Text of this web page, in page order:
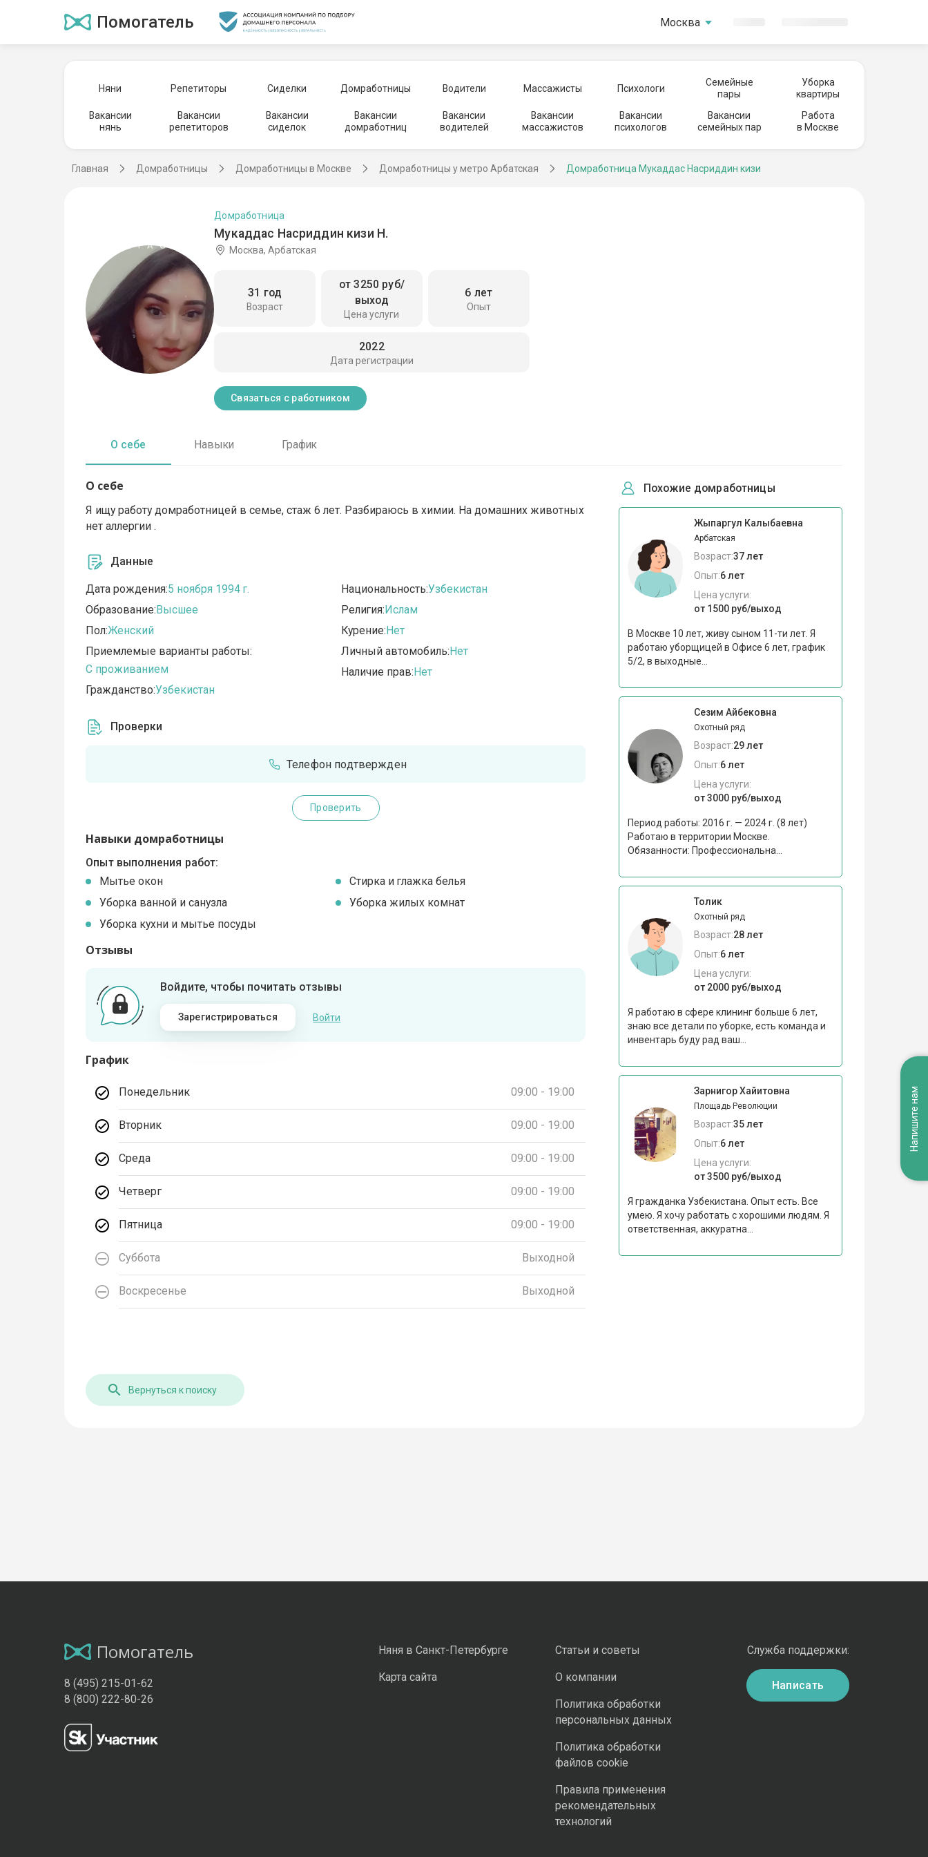
Помогатель Москва
Няни Репетиторы Сиделки Домработницы Водители Массажисты Психологи
Семейные
пары
Уборка
квартиры
Вакансии
нянь
Вакансии
репетиторов
Вакансии
сиделок
Вакансии
домработниц
Вакансии
водителей
Вакансии
массажистов
Вакансии
психологов
Вакансии
семейных пар
Работа
в Москве
Главная Домработницы Домработницы в Москве Домработницы у метро Арбатская Домработница Мукаддас Насриддин кизи
Мукаддас Насриддин кизи Н.
Домработница
Москва, Арбатская
Возраст
31 год
Цена услуги
от 3250 руб/
выход
Опыт
6 лет
Дата регистрации
2022
Связаться с работником
О себе Навыки График
О себе
Я ищу работу домработницей в семье, стаж 6 лет. Разбираюсь в химии. На домашних животных
нет аллергии .
Данные
Дата рождения:5 ноября 1994 г.
Образование:Высшее
Пол:Женский
Приемлемые варианты работы:
C проживанием
Гражданство:Узбекистан
Национальность:Узбекистан
Религия:Ислам
Курение:Нет
Личный автомобиль:Нет
Наличие прав:Нет
Проверки
Телефон подтвержден
Проверить
Навыки домработницы
Опыт выполнения работ:
Мытье окон
Стирка и глажка белья
Уборка ванной и санузла
Уборка жилых комнат
Уборка кухни и мытье посуды
Отзывы
Войдите, чтобы почитать отзывы
Зарегистрироваться Войти
График
Понедельник 09:00 - 19:00
Вторник 09:00 - 19:00
Среда 09:00 - 19:00
Четверг 09:00 - 19:00
Пятница 09:00 - 19:00
Суббота Выходной
Воскресенье Выходной
Похожие домработницы
Жыпаргул Калыбаевна
Арбатская
Возраст:37 лет
Опыт:6 лет
Цена услуги:
от 1500 руб/выход
В Москве 10 лет, живу сыном 11-ти лет. Я
работаю уборщицей в Офисе 6 лет, график
5/2, в выходные...
Сезим Айбековна
Охотный ряд
Возраст:29 лет
Опыт:6 лет
Цена услуги:
от 3000 руб/выход
Период работы: 2016 г. — 2024 г. (8 лет)
Работаю в территории Москве.
Обязанности: Профессиональна...
Толик
Охотный ряд
Возраст:28 лет
Опыт:6 лет
Цена услуги:
от 2000 руб/выход
Я работаю в сфере клининг больше 6 лет,
знаю все детали по уборке, есть команда и
инвентарь буду рад ваш...
Зарнигор Хайитовна
Площадь Революции
Возраст:35 лет
Опыт:6 лет
Цена услуги:
от 3500 руб/выход
Я гражданка Узбекистана. Опыт есть. Все
умею. Я хочу работать с хорошими людям. Я
ответственная, аккуратна...
Вернуться к поиску
Помогатель
8 (495) 215-01-62
8 (800) 222-80-26
Няня в Санкт-Петербурге
Карта сайта
Статьи и советы
О компании
Политика обработки
персональных данных
Политика обработки
файлов cookie
Правила применения
рекомендательных
технологий
Служба поддержки:
Написать
Напишите нам